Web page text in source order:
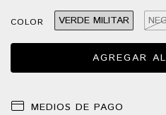
COLOR VERDE MILITAR
MEDIOS DE PAGO